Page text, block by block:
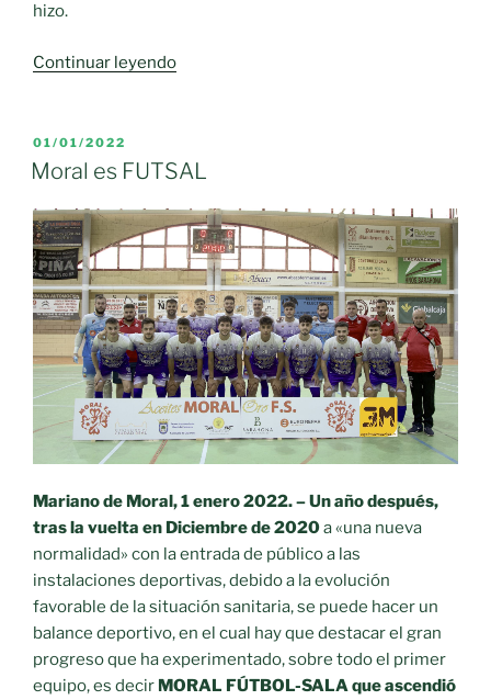
hizo.
Continuar leyendo«MORAL
INESPERADO
PUBLICADO
EL
01/01/2022
Moral es FUTSAL
Mariano de Moral, 1 enero 2022. – Un año después,
tras la vuelta en Diciembre de 2020a «una nueva
normalidad» con la entrada de público a las
instalaciones deportivas, debido a la evolución
favorable de la situación sanitaria, se puede hacer un
balance deportivo, en el cual hay que destacar el gran
progreso que ha experimentado, sobre todo el primer
equipo, es decir MORAL FÚTBOL-SALA que ascendió